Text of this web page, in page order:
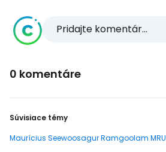
Pridajte komentár...
0 komentáre
Súvisiace témy
Maurícius Seewoosagur Ramgoolam MRU